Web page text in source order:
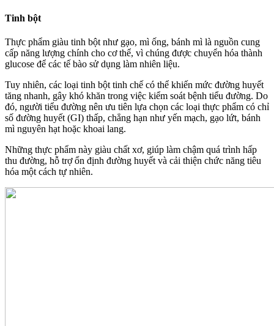
Tinh bột
Thực phẩm giàu tinh bột như gạo, mì ống, bánh mì là nguồn cung
cấp năng lượng chính cho cơ thể, vì chúng được chuyển hóa thành
glucose để các tế bào sử dụng làm nhiên liệu.
Tuy nhiên, các loại tinh bột tinh chế có thể khiến mức đường huyết
tăng nhanh, gây khó khăn trong việc kiểm soát bệnh tiểu đường. Do
đó, người tiểu đường nên ưu tiên lựa chọn các loại thực phẩm có chỉ
số đường huyết (GI) thấp, chẳng hạn như yến mạch, gạo lứt, bánh
mì nguyên hạt hoặc khoai lang.
Những thực phẩm này giàu chất xơ, giúp làm chậm quá trình hấp
thu đường, hỗ trợ ổn định đường huyết và cải thiện chức năng tiêu
hóa một cách tự nhiên.